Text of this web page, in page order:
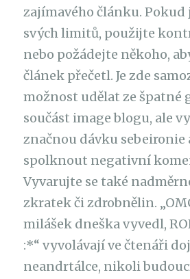
zajímavého článku. Pokud
svých limitů, použijte
nebo požádejte někoho,
článek přečetl. Je zde
možnost udělat ze špatné
součást image blogu, ale
značnou dávku sebeironie
spolknout negativní
Vyvarujte se také
zkratek či zdrobnělin.
milášek dneška vyvedl,
:*“ vyvolávají ve čtenáři
neandrtálce, nikoli